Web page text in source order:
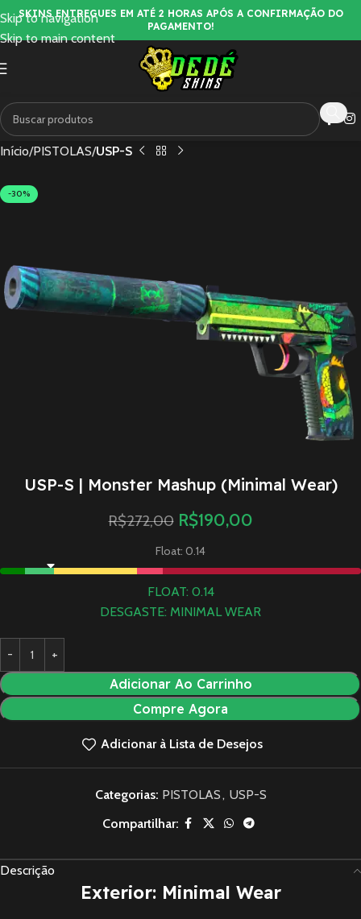
Skip to navigation
Skip to main content
SKINS ENTREGUES EM ATÉ 2 HORAS APÓS A CONFIRMAÇÃO DO
PAGAMENTO!
Início PISTOLAS USP-S
-30%
USP-S | Monster Mashup (Minimal Wear)
R$272,00 R$190,00
Float: 0.14
FLOAT: 0.14
DESGASTE: MINIMAL WEAR
Adicionar Ao Carrinho
Compre Agora
Adicionar à Lista de Desejos
Categorias: PISTOLAS, USP-S
Compartilhar:
Descrição
Exterior: Minimal Wear